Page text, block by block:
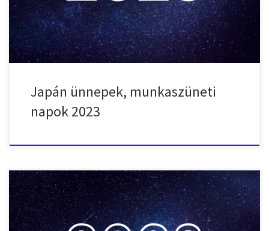
(kenkoku kinen no hi) 2023. február 23. – […]
Japán ünnepek, munkaszüneti
napok 2023
Nemzeti ünnepek, munkaszüneti napok, ünnepnapok